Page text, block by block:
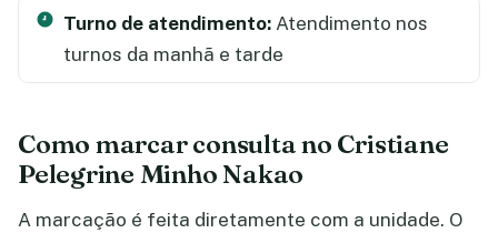
Turno de atendimento: Atendimento nos
turnos da manhã e tarde
Como marcar consulta no Cristiane
Pelegrine Minho Nakao
A marcação é feita diretamente com a unidade. O